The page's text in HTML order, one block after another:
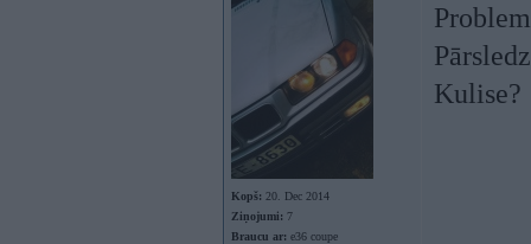
Kopš: 20. Dec 2014
Ziņojumi: 7
Braucu ar: e36 coupe
Kulise?